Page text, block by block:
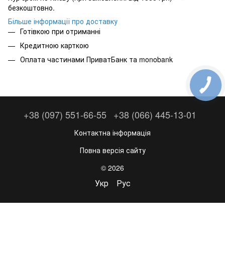
безкоштовно.
Більше інформації про доставку
Готівкою при отриманні
Кредитною карткою
Оплата частинами ПриватБанк та monobank
+38 (097) 551-66-55 +38 (066) 445-13-01
Контактна інформація
Повна версія сайту
© 2026
Укр Рус